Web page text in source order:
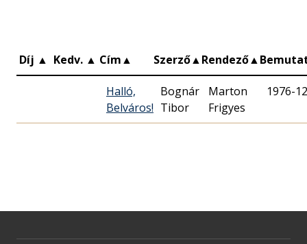
Díj ▲ Kedv. ▲ Cím▲ Szerző▲Rendező▲
Halló,
Belváros!
Bognár
Tibor
Marton
Frigyes
1976-